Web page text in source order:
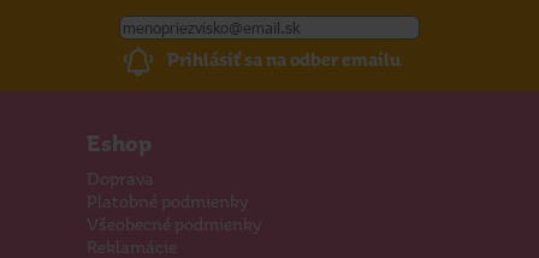
Prihlásiť sa na odber emailu
Eshop
Doprava
Platobné podmienky
Všeobecné podmienky
Reklamácie